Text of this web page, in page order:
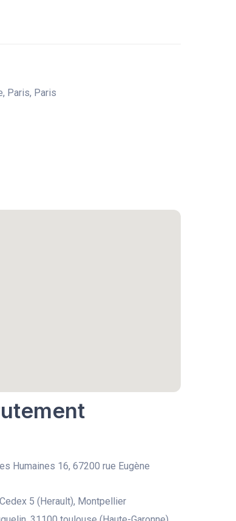
Paris, Paris
Humaines 16, 67200 rue Eugène
5 (Herault), Montpellier